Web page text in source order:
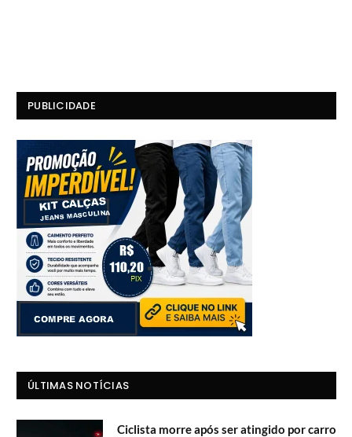
PUBLICIDADE
ÚLTIMAS NOTÍCIAS
Ciclista morre após ser atingido por carro